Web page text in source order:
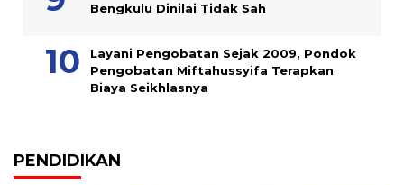
Bengkulu Dinilai Tidak Sah
Layani Pengobatan Sejak 2009, Pondok
Pengobatan Miftahussyifa Terapkan
Biaya Seikhlasnya
PENDIDIKAN